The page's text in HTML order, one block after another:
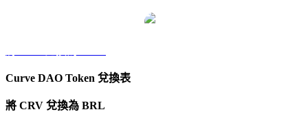
Curve DAO Token 兌換表
將 CRV 兌換為 BRL